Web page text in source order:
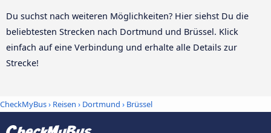
Du suchst nach weiteren Möglichkeiten? Hier siehst Du die
beliebtesten Strecken nach Dortmund und Brüssel. Klick
einfach auf eine Verbindung und erhalte alle Details zur
Strecke!
CheckMyBus› Reisen › Dortmund › Brüssel